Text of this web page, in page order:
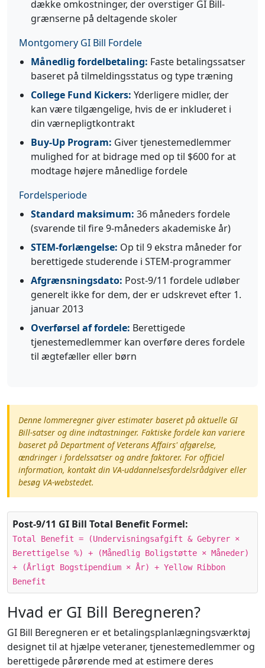
dække omkostninger, der overstiger GI Bill-
grænserne på deltagende skoler
Montgomery GI Bill Fordele
Månedlig fordelbetaling: Faste betalingssatser
baseret på tilmeldingsstatus og type træning
College Fund Kickers: Yderligere midler, der
kan være tilgængelige, hvis de er inkluderet i
din værnepligtkontrakt
Buy-Up Program: Giver tjenestemedlemmer
mulighed for at bidrage med op til $600 for at
modtage højere månedlige fordele
Fordelsperiode
Standard maksimum: 36 måneders fordele
(svarende til fire 9-måneders akademiske år)
STEM-forlængelse: Op til 9 ekstra måneder for
berettigede studerende i STEM-programmer
Afgrænsningsdato: Post-9/11 fordele udløber
generelt ikke for dem, der er udskrevet efter 1.
januar 2013
Overførsel af fordele: Berettigede
tjenestemedlemmer kan overføre deres fordele
til ægtefæller eller børn
Denne lommeregner giver estimater baseret på aktuelle GI
Bill-satser og dine indtastninger. Faktiske fordele kan variere
baseret på Department of Veterans Affairs' afgørelse,
ændringer i fordelssatser og andre faktorer. For officiel
information, kontakt din VA-uddannelsesfordelsrådgiver eller
besøg VA-webstedet.
Post-9/11 GI Bill Total Benefit Formel:
Total Benefit = (Undervisningsafgift & Gebyrer ×
Berettigelse %) + (Månedlig Boligstøtte × Måneder)
+ (Årligt Bogstipendium × År) + Yellow Ribbon
Benefit
Hvad er GI Bill Beregneren?
GI Bill Beregneren er et betalingsplanlægningsværktøj
designet til at hjælpe veteraner, tjenestemedlemmer og
berettigede pårørende med at estimere deres